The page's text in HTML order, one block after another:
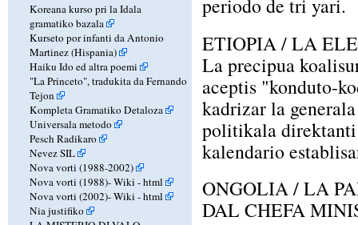
Koreana kurso pri la Idala
gramatiko bazala
Kurseto por infanti da Antonio
Martinez (Hispania)
Haiku Ido ed altra poemi
"La Princeto", tradukita da Fernando
Tejon
Kompleta Gramatiko Detaloza
Universala metodo
Pesch Radikaro
Nevez SIL
Nova vorti (1988-2002)
Nova vorti (1988)-Wiki -html
Nova vorti (2002)-Wiki -html
Nia justifiko
periodo de tri yari.
ETIOPIA / LA
La precipua
aceptis "konduto-
kadrizar la
politikala
kalendario
ONGOLIA / LA
DAL CHEFA